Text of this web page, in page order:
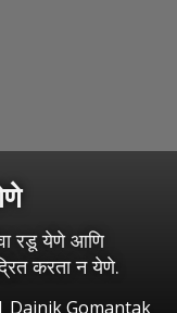
रडू येणे आणि
करता न येणे.
Dainik Gomantak